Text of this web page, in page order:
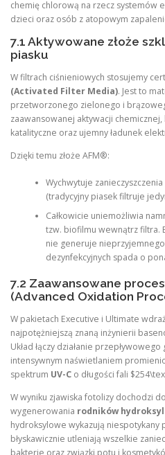
chemię chlorową na rzecz systemów
dzieci oraz osób z atopowym
7.1 Aktywowane złoże
piasku
W filtrach ciśnieniowych stosujemy
(Activated Filter Media). Jest to
przetworzonego zielonego i
zaawansowanej aktywacji
katalityczne oraz ujemny ładunek
Dzięki temu złoże AFM®:
Wychwytuje
(tradycyjny piasek filtruje
Całkowicie uniemożliwia
tzw. biofilmu wewnątrz filtra.
nie generuje
dezynfekcyjnych spada o
7.2 Zaawansowane
(Advanced Oxidation
W pakietach Executive i Ultimate
najpotężniejszą znaną inżynierii
Układ łączy działanie
intensywnym naświetlaniem
spektrum UV-C o długości fali
W wyniku zjawiska fotolizy dochodzi
wygenerowania rodników
hydroksylowe wykazują niespotykany
błyskawicznie utleniają wszelkie